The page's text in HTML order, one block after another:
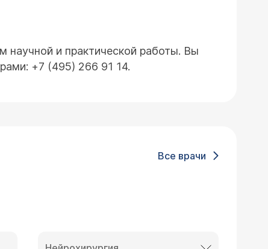
научной и практической работы. Вы
+7 (495) 266 91 14.
Все врачи